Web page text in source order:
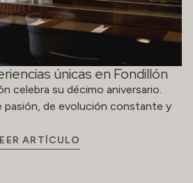
únicas en Fondillón
celebra su décimo aniversario.
pasión, de evolución constante y
ARTÍCULO